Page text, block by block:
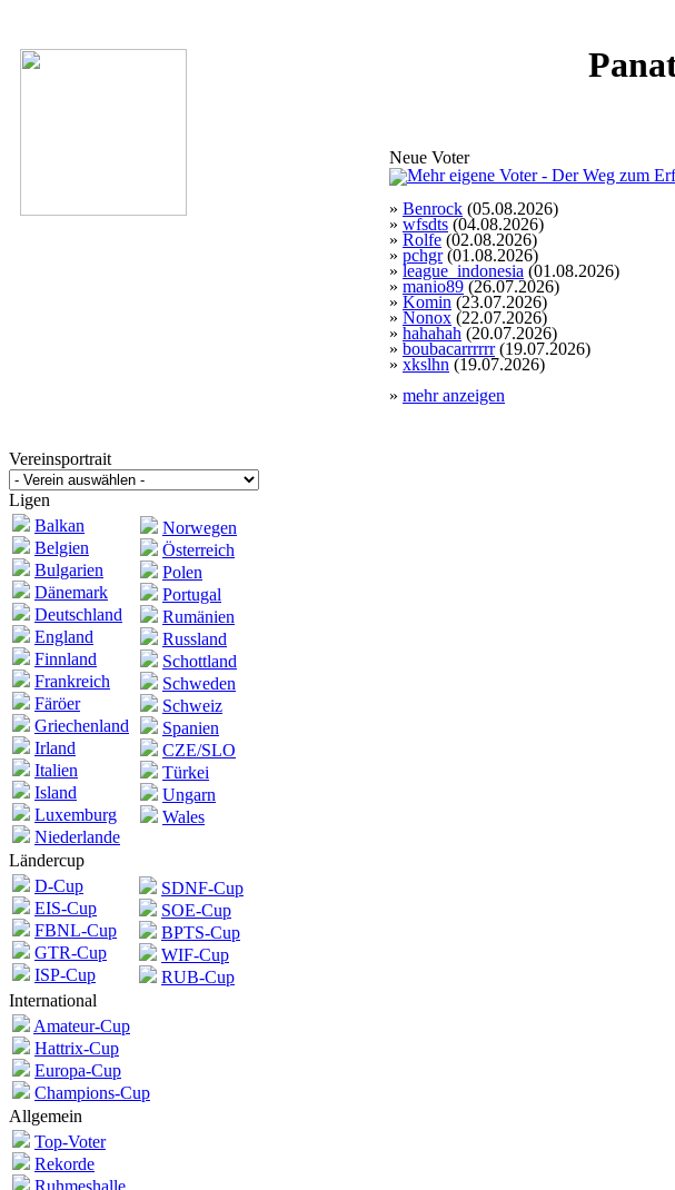
Neue Voter
» Benrock (05.08.2026)
» wfsdts (04.08.2026)
» Rolfe (02.08.2026)
» pchgr(01.08.2026)
» league_indonesia (01.08.2026)
» manio89 (26.07.2026)
» Komin (23.07.2026)
» Nonox (22.07.2026)
» hahahah (20.07.2026)
» boubacarrrrrr(19.07.2026)
» xkslhn (19.07.2026)
» mehr anzeigen
Vereinsportrait
Ligen
Balkan
Belgien
Bulgarien
Dänemark
Deutschland
England
Finnland
Frankreich
Färöer
Griechenland
Irland
Italien
Island
Luxemburg
Niederlande
Norwegen
Österreich
Polen
Portugal
Rumänien
Russland
Schottland
Schweden
Schweiz
Spanien
CZE/SLO
Türkei
Ungarn
Wales
Ländercup
D-Cup
EIS-Cup
FBNL-Cup
GTR-Cup
ISP-Cup
SDNF-Cup
SOE-Cup
BPTS-Cup
WIF-Cup
RUB-Cup
International
Amateur-Cup
Hattrix-Cup
Europa-Cup
Champions-Cup
Allgemein
Top-Voter
Rekorde
Ruhmeshalle